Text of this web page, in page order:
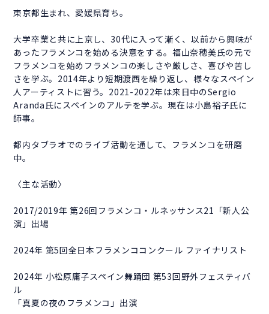
東京都生まれ、愛媛県育ち。
大学卒業と共に上京し、30代に入って漸く、以前から興味が
あったフラメンコを始める決意をする。福山奈穂美氏の元で
フラメンコを始めフラメンコの楽しさや厳しさ、喜びや苦し
さを学ぶ。2014年より短期渡西を繰り返し、様々なスペイン
人アーティストに習う。2021-2022年は来日中のSergio
Aranda氏にスペインのアルテを学ぶ。現在は小島裕子氏に
師事。
都内タブラオでのライブ活動を通して、フラメンコを研磨
中。
〈主な活動〉
2017/2019年 第26回フラメンコ・ルネッサンス21「新人公
演」出場
2024年 第5回全日本フラメンココンクール ファイナリスト
2024年 小松原庸子スペイン舞踊団 第53回野外フェスティバ
ル
「真夏の夜のフラメンコ」出演